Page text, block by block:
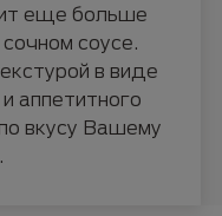
еще больше
соусе.
в виде
аппетитного
вкусу Вашему